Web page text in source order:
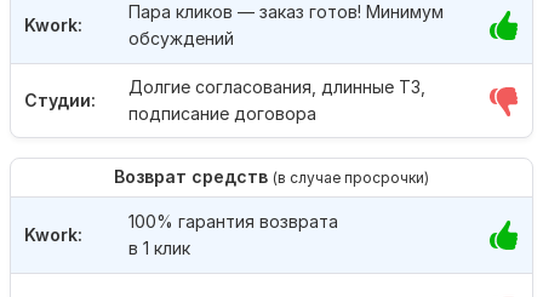
Студии:
Долгие согласования, длинные ТЗ,
подписание договора
Kwork:
Пара кликов — заказ готов! Минимум
обсуждений
Возврат средств (в случае просрочки)
Kwork:
100% гарантия возврата
в 1 клик